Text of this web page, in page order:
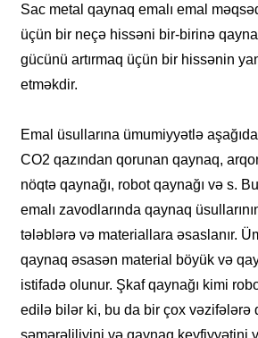
Sac metal qaynaq emalı emal
üçün bir neçə hissəni bir-birinə
gücünü artırmaq üçün bir hissənin
etməkdir.
Emal üsullarına ümumiyyətlə
CO2 qazından qorunan qaynaq,
nöqtə qaynağı, robot qaynağı və s.
emalı zavodlarında qaynaq
tələblərə və materiallara əsaslanır.
qaynaq əsasən material böyük və
istifadə olunur. Şkaf qaynağı kimi
edilə bilər ki, bu da bir çox vəzifələrə
səmərəliliyini və qaynaq keyfiyyətini